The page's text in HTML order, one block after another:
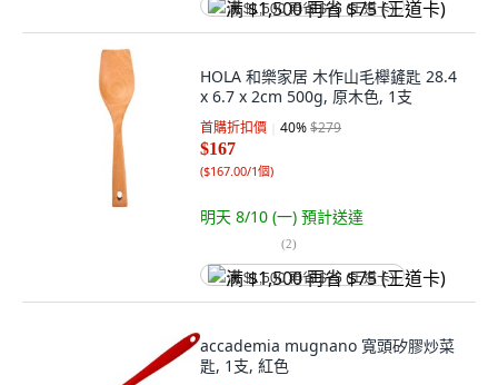
满 $1,500 再省 $75 (王道卡)
HOLA 和樂家居 木作山毛櫸鏟匙 28.4
x 6.7 x 2cm 500g, 原木色, 1支
首購折扣價 40%$279
$167
($167.00/1個)
明天 8/10 (一) 預計送達
(2)
满 $1,500 再省 $75 (王道卡)
accademia mugnano 寬頭矽膠炒菜
匙, 1支, 紅色